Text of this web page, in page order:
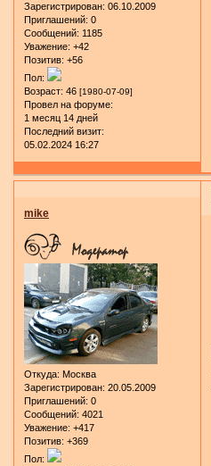
Зарегистрирован: 06.10.2009
Приглашений: 0
Сообщений: 1185
Уважение: +42
Позитив: +56
Пол:
Возраст: 46 [1980-07-09]
Провел на форуме:
1 месяц 14 дней
Последний визит:
05.02.2024 16:27
mike
Откуда: Москва
Зарегистрирован: 20.05.2009
Приглашений: 0
Сообщений: 4021
Уважение: +417
Позитив: +369
Пол: